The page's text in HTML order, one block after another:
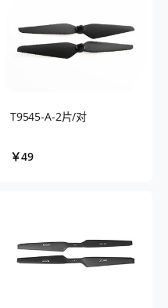
T9545-A-2片/对
￥49